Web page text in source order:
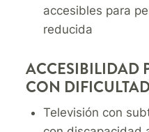
accesibles para
reducida
ACCESIBILIDAD
CON
Televisión con